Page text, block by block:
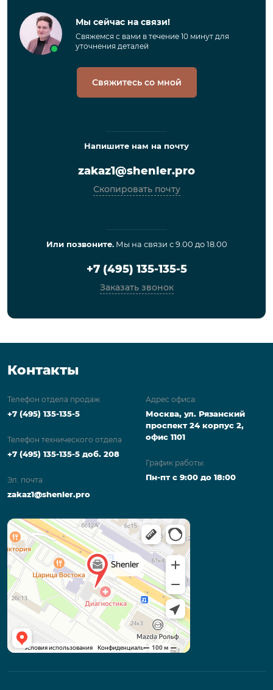
Мы сейчас на связи!
Свяжемся с вами в течение 10 минут для
уточнения деталей
Свяжитесь со мной
Напишите нам на почту
zakaz1@shenler.pro
Скопировать почту
Или позвоните.Мы на связи с 9.00 до 18.00
+7 (495) 135-135-5
Заказать звонок
Контакты
Телефон отдела продаж
+7 (495) 135-135-5
Телефон технического отдела
+7 (495) 135-135-5 доб. 208
Эл. почта
zakaz1@shenler.pro
Адрес офиса:
Москва, ул. Рязанский
проспект 24 корпус 2,
офис 1101
График работы:
Пн-пт с 9:00 до 18:00